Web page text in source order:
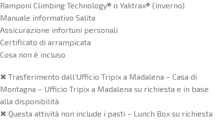
Ramponi Climbing Technology® o Yaktrax® (inverno)
Manuale informativo Salita
Assicurazione infortuni personali
Certificato di arrampicata
Cosa non è incluso
✖ Trasferimento dall’Ufficio Tripix a Madalena – Casa di
Montagna – Ufficio Tripix a Madalena su richiesta e in base
alla disponibilità
✖ Questa attività non include i pasti – Lunch Box su richiesta